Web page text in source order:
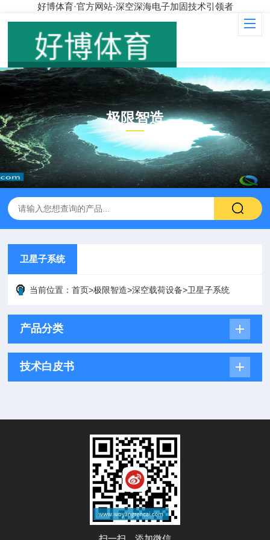
好博体育·官方网站-深空深海电子加固技术引领者
极限智造
PRODUCT
卫星子系统
当前位置：首页>极限智造>深空载荷设备>卫星子系统
产品分类
技术白皮书